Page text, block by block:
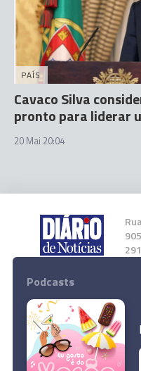
PAÍS
Cavaco Silva
pronto para liderar
20 Mai 20:04
Podcasts